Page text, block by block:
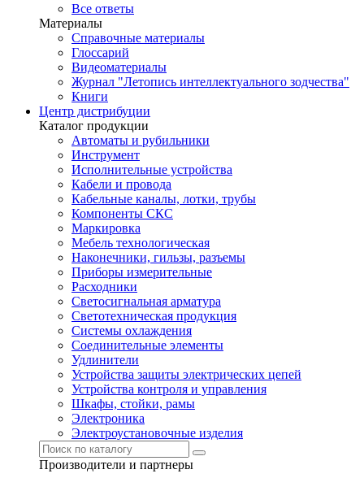
Все ответы
Материалы
Справочные материалы
Глоссарий
Видеоматериалы
Журнал "Летопись интеллектуального зодчества"
Книги
Центр дистрибуции
Каталог продукции
Автоматы и рубильники
Инструмент
Исполнительные устройства
Кабели и провода
Кабельные каналы, лотки, трубы
Компоненты СКС
Маркировка
Мебель технологическая
Наконечники, гильзы, разъемы
Приборы измерительные
Расходники
Светосигнальная арматура
Светотехническая продукция
Системы охлаждения
Соединительные элементы
Удлинители
Устройства защиты электрических цепей
Устройства контроля и управления
Шкафы, стойки, рамы
Электроника
Электроустановочные изделия
Производители и партнеры